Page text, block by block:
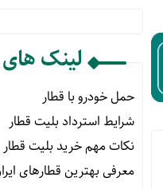
لینک
حمل خودرو با قطار
شرایط استرداد بلیت قطار
نکات مهم خرید بلیت قطار
معرفی بهترین قطارهای